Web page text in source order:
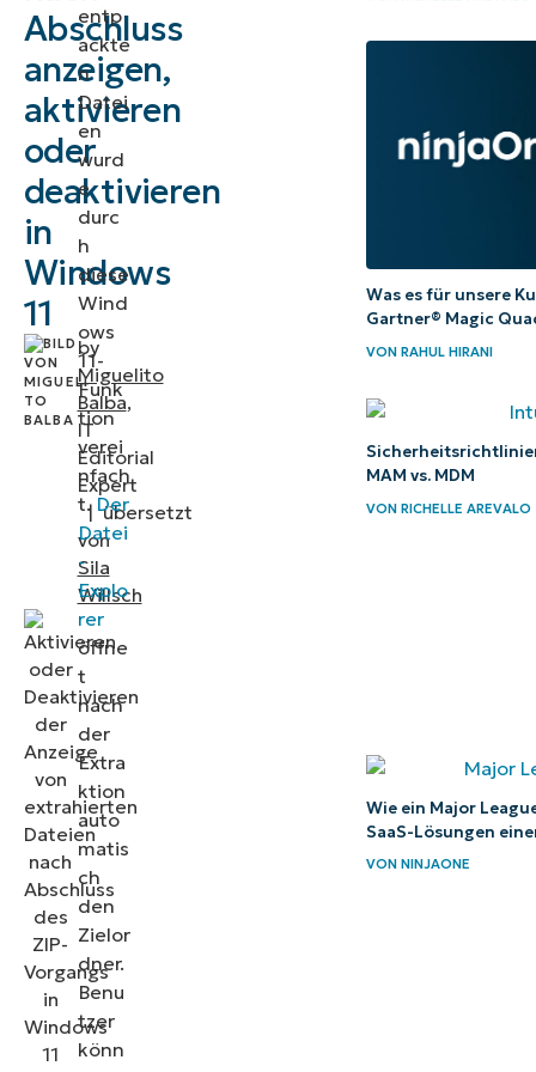
Abschluss
anzeigen,
aktivieren
oder
deaktivieren
in
Windows
11
by
Miguelito
Balba,
IT
Editorial
Expert
|übersetzt
von
Sila
Willsch
Deaktivieren über den
Extraktionsassistenten
(GUI)
Aktivieren oder
Deaktivieren über
Registrierungseditor
PowerShell-
Skript für die
Automatisierung
Zusätzliche
Überlegungen
der Option
„Entpackte
Dateien nach
Abschluss
anzeigen“
von ZIP in
Windows 11
entp
ackte
n
Datei
en
wurd
e
durc
h
diese
Wind
ows
11-
Funk
tion
verei
nfach
t. Der
Datei
-
Explo
rer
öffne
t
nach
der
Extra
ktion
auto
matis
ch
den
Zielor
dner.
Benu
tzer
könn
Was es für unsere
Gartner® Magic
VONRAHUL HIRANI
MAM vs. MDM
VONRICHELLE AREVALO
Wie ein Major
SaaS-Lösungen
VONNINJAONE